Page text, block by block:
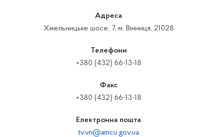
Адреса
Хмельницьке шосе, 7, м. Вінниця, 21028
Телефони
+380 (432) 66-13-18
Факс
+380 (432) 66-13-18
Електронна пошта
tv.vn@amcu.gov.ua